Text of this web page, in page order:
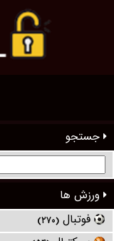
جستجو
ورزش ها
فوتبال (۲۷۰)